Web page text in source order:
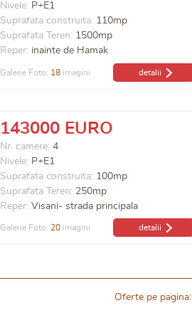
Nivele: P+E1
Suprafata construita: 110mp
Suprafata Teren: 1500mp
Reper: inainte de Hamak
Galerie Foto: 18 imagini detalii
143000 EURO
Nr. camere: 4
Nivele: P+E1
Suprafata construita: 100mp
Suprafata Teren: 250mp
Reper: Visani- strada principala
Galerie Foto: 20 imagini detalii
Oferte pe pagina: